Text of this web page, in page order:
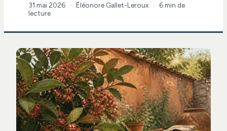
31 mai 2026 · Éléonore Gallet-Leroux ·
6 min de
lecture